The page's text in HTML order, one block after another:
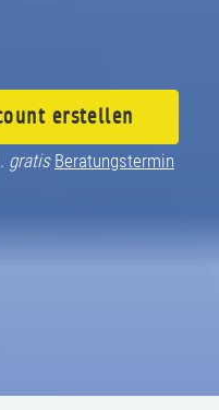
erstellen
gratis Beratungstermin